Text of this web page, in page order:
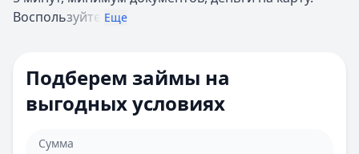
Барнаул
Барнаул
Воспользуйте Еще
Подберем займы на
выгодных условиях
Сумма